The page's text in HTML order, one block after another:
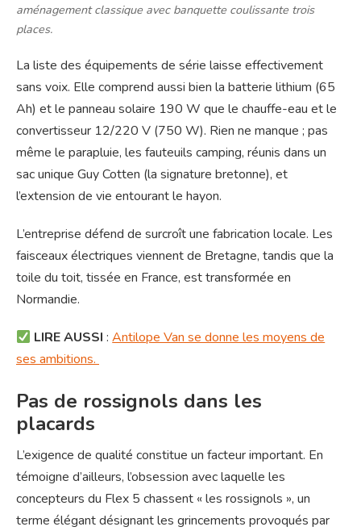
aménagement classique avec banquette coulissante trois
places.
La liste des équipements de série laisse effectivement
sans voix. Elle comprend aussi bien la batterie lithium (65
Ah) et le panneau solaire 190 W que le chauffe-eau et le
convertisseur 12/220 V (750 W). Rien ne manque ; pas
même le parapluie, les fauteuils camping, réunis dans un
sac unique Guy Cotten (la signature bretonne), et
l’extension de vie entourant le hayon.
L’entreprise défend de surcroît une fabrication locale. Les
faisceaux électriques viennent de Bretagne, tandis que la
toile du toit, tissée en France, est transformée en
Normandie.
LIRE AUSSI :Antilope Van se donne les moyens de
ses ambitions.
Pas de rossignols dans les
placards
L’exigence de qualité constitue un facteur important. En
témoigne d’ailleurs, l’obsession avec laquelle les
concepteurs du Flex 5 chassent « les rossignols », un
terme élégant désignant les grincements provoqués par